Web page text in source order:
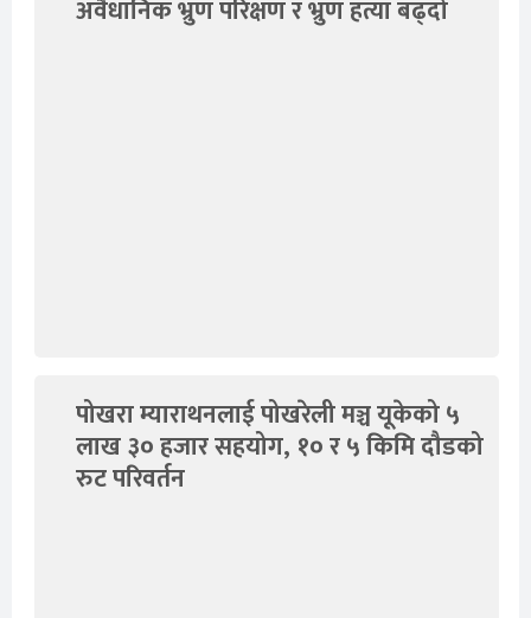
अवैधानिक भ्रुण परिक्षण र भ्रुण हत्या बढ्दो
पोखरा म्याराथनलाई पोखरेली मञ्च यूकेको ५
लाख ३० हजार सहयोग, १० र ५ किमि दौडको
रुट परिवर्तन